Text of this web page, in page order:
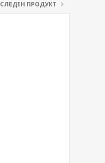
СЛЕДЕН ПРОДУКТ